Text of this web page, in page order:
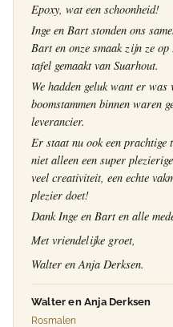
Epoxy, wat een schoonheid!
Inge en Bart stonden ons
Bart en onze smaak zijn ze op
tafel gemaakt van Suarhout.
We hadden geluk want er
boomstammen binnen waren
leverancier.
Er staat nu ook een prachtige
niet alleen een super
veel creativiteit, een echte
plezier doet!
Dank Inge en Bart en alle
Met vriendelijke groet,
Walter en Anja Derksen.
Walter en Anja Derksen
Rosmalen